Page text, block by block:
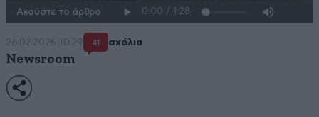
Ακούστε το άρθρο
26·02·2026 10:29 41 σχόλια
Newsroom